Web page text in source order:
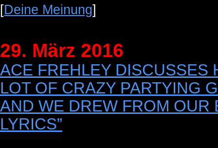
[Deine Meinung]
29. März 2016
ACE FREHLEY DISCUSSES
LOT OF CRAZY PARTYING
AND WE DREW FROM OUR
LYRICS”